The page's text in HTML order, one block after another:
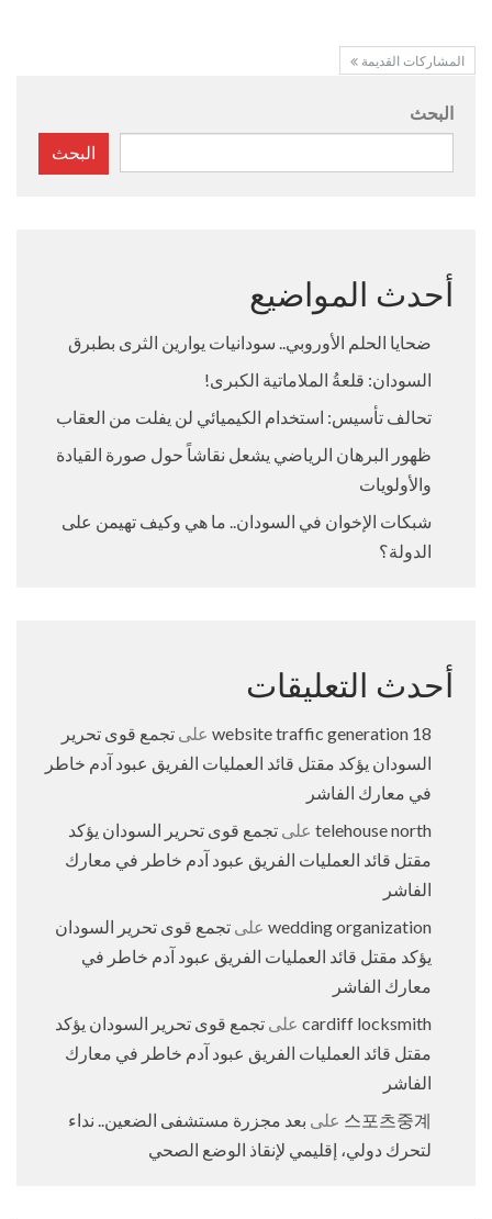
المشاركات القديمة
البحث
البحث
أحدث المواضيع
ضحايا الحلم الأوروبي.. سودانيات يوارين الثرى بطبرق
السودان: قلعةُ الملاماتية الكبرى!
تحالف تأسيس: استخدام الكيميائي لن يفلت من العقاب
ظهور البرهان الرياضي يشعل نقاشاً حول صورة القيادة
والأولويات
شبكات الإخوان في السودان.. ما هي وكيف تهيمن على
الدولة؟
أحدث التعليقات
18 website traffic generation على تجمع قوى تحرير
السودان يؤكد مقتل قائد العمليات الفريق عبود آدم خاطر
في معارك الفاشر
telehouse north على تجمع قوى تحرير السودان يؤكد
مقتل قائد العمليات الفريق عبود آدم خاطر في معارك
الفاشر
wedding organization على تجمع قوى تحرير السودان
يؤكد مقتل قائد العمليات الفريق عبود آدم خاطر في
معارك الفاشر
cardiff locksmith على تجمع قوى تحرير السودان يؤكد
مقتل قائد العمليات الفريق عبود آدم خاطر في معارك
الفاشر
스포츠중계 على بعد مجزرة مستشفى الضعين.. نداء
لتحرك دولي، إقليمي لإنقاذ الوضع الصحي